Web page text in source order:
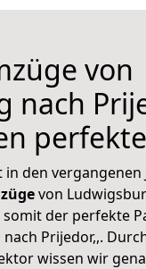
von
nach
den vergangenen
von
der perfekte
Prijedor,,.
wissen wir